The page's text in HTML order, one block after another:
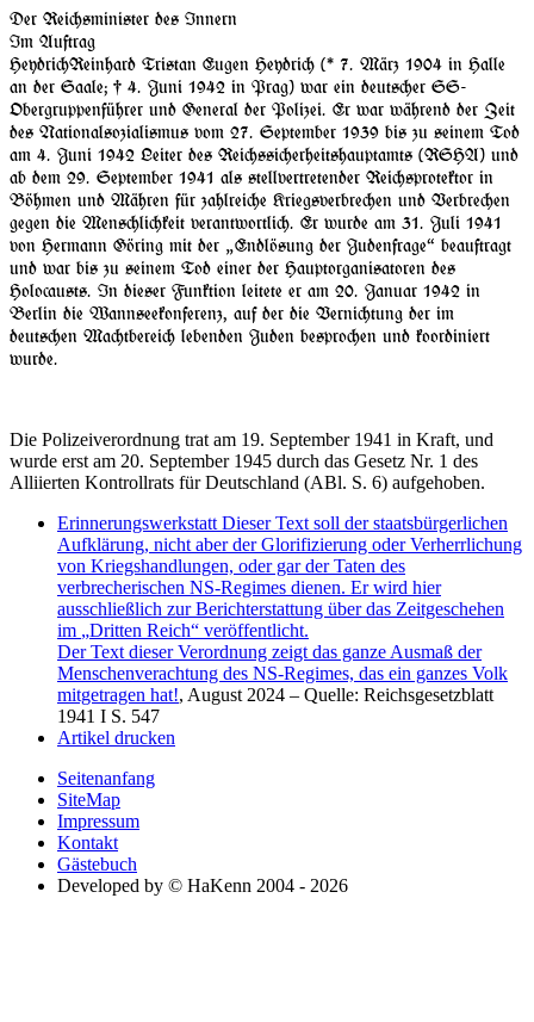
Der Reichsminister des Innern
Im Auftrag
HeydrichReinhard Tristan Eugen Heydrich (* 7. März 1904 in Halle
an der Saale; † 4. Juni 1942 in Prag) war ein deutscher SS-
Obergruppenführer und General der Polizei. Er war während der Zeit
des Nationalsozialismus vom 27. September 1939 bis zu seinem Tod
am 4. Juni 1942 Leiter des Reichssicherheitshauptamts (RSHA) und
ab dem 29. September 1941 als stellvertretender Reichsprotektor in
Böhmen und Mähren für zahlreiche Kriegsverbrechen und Verbrechen
gegen die Menschlichkeit verantwortlich. Er wurde am 31. Juli 1941
von Hermann Göring mit der
Endlösung der Judenfrage
beauftragt
und war bis zu seinem Tod einer der Hauptorganisatoren des
Holocausts. In dieser Funktion leitete er am 20. Januar 1942 in
Berlin die Wannseekonferenz, auf der die Vernichtung der im
deutschen Machtbereich lebenden Juden besprochen und koordiniert
wurde.
Die Polizeiverordnung trat am 19. September 1941 in Kraft, und
wurde erst am 20. September 1945 durch das Gesetz Nr. 1 des
Alliierten Kontrollrats für Deutschland (ABl. S. 6) aufgehoben.
Erinnerungswerkstatt Dieser Text soll der staatsbürgerlichen
Aufklärung, nicht aber der Glorifizierung oder Verherrlichung
von Kriegshandlungen, oder gar der Taten des
verbrecherischen NS-Regimes dienen. Er wird hier
ausschließlich zur Berichterstattung über das Zeitgeschehen
im
Dritten Reich
veröffentlicht.
Der Text dieser Verordnung zeigt das ganze Ausmaß der
Menschenverachtung des NS-Regimes, das ein ganzes Volk
mitgetragen hat!, August 2024 – Quelle: Reichsgesetzblatt
1941 I S. 547
Artikel drucken
Seitenanfang
SiteMap
Impressum
Kontakt
Gästebuch
Developed by © HaKenn 2004 - 2026